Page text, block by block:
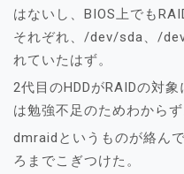
はないし、BIOS上でも
それぞれ、/dev/sda、/
れていたはず。
2代目のHDDがRAIDの対
は勉強不足のためわからず
dmraidというものが絡ん
ろまでこぎつけた。